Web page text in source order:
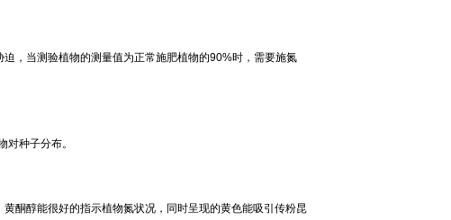
，当测验植物的测量值为正常施肥植物的90%时，需要施氮
种子分布。
酮醇能很好的指示植物氮状况，同时呈现的黄色能吸引传粉昆